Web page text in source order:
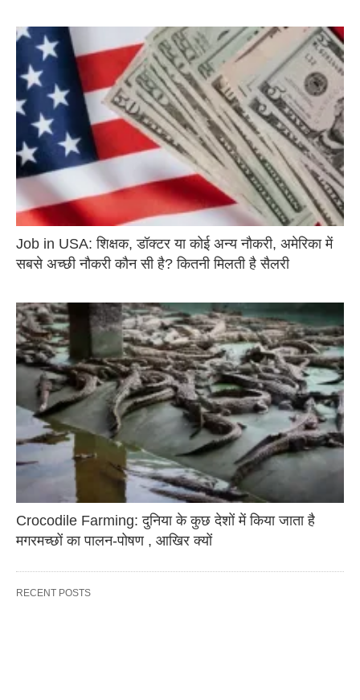
Job in USA: शिक्षक, डॉक्टर या कोई अन्य नौकरी, अमेरिका में
सबसे अच्छी नौकरी कौन सी है? कितनी मिलती है सैलरी
Crocodile Farming: दुनिया के कुछ देशों में किया जाता है
मगरमच्छों का पालन-पोषण , आखिर क्यों
RECENT POSTS